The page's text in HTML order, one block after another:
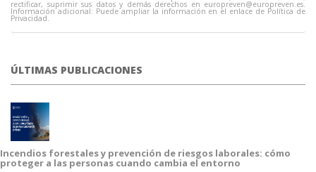
rectificar, suprimir sus datos y demás derechos en europreven@europreven.es.
Información adicional: Puede ampliar la información en el enlace de Política de
Privacidad.
ÚLTIMAS PUBLICACIONES
Incendios forestales y prevención de riesgos laborales: cómo
proteger a las personas cuando cambia el entorno